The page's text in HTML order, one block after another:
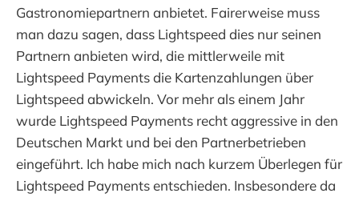
Gastronomiepartnern anbietet. Fairerweise muss
man dazu sagen, dass Lightspeed dies nur seinen
Partnern anbieten wird, die mittlerweile mit
Lightspeed Payments die Kartenzahlungen über
Lightspeed abwickeln. Vor mehr als einem Jahr
wurde Lightspeed Payments recht aggressive in den
Deutschen Markt und bei den Partnerbetrieben
eingeführt. Ich habe mich nach kurzem Überlegen für
Lightspeed Payments entschieden. Insbesondere da